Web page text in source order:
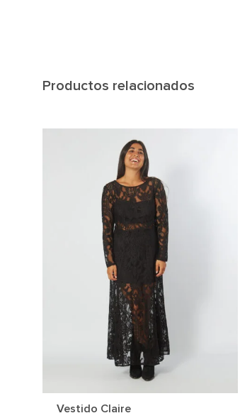
Productos relacionados
Vestido Claire